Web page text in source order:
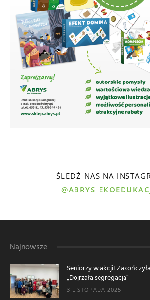
ŚLEDŹ NAS NA
Najnowsze
Seniorzy w akcji!
„Dojrzała segregacja”
3 LISTOPADA 2025